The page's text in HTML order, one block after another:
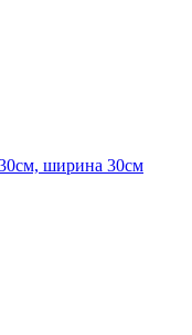
ширина 30см